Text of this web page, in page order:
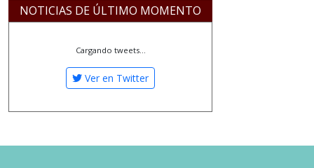
NOTICIAS DE ÚLTIMO MOMENTO
Cargando tweets...
Ver en Twitter